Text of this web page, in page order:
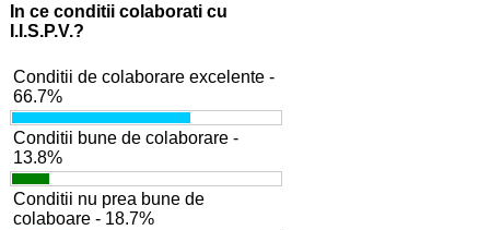
In ce conditii colaborati cu
I.I.S.P.V.?
Conditii de colaborare excelente -
66.7%
Conditii bune de colaborare -
13.8%
Conditii nu prea bune de
colaboare - 18.7%